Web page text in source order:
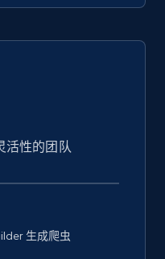
活性的团队
生成爬虫